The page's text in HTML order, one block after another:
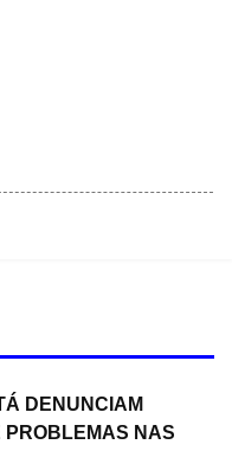
DENUNCIAM
PROBLEMAS NAS